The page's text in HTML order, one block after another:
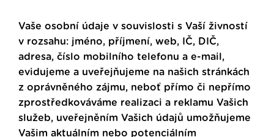
Vaše osobní údaje v souvislosti s Vaší živností
v rozsahu: jméno, příjmení, web, IČ, DIČ,
adresa, číslo mobilního telefonu a e-mail,
evidujeme a uveřejňujeme na našich stránkách
z oprávněného zájmu, neboť přímo či nepřímo
zprostředkováváme realizaci a reklamu Vašich
služeb, uveřejněním Vašich údajů umožňujeme
Vašim aktuálním nebo potenciálním